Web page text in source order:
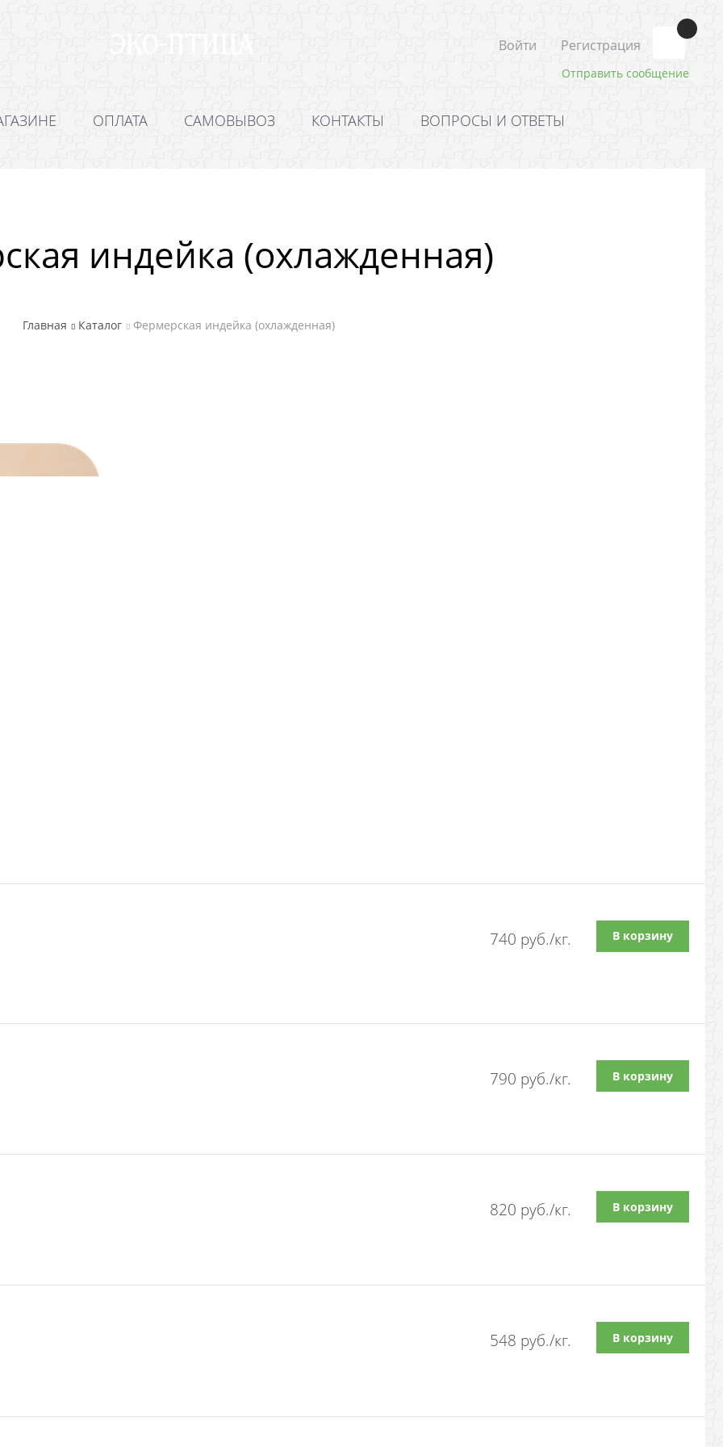
Войти Регистрация
Отправить сообщение
ОПЛАТА САМОВЫВОЗ КОНТАКТЫ ВОПРОСЫ И ОТВЕТЫ
индейка (охлажденная)
Главная Каталог Фермерская индейка (охлажденная)
740 руб./кг. В корзину
790 руб./кг. В корзину
820 руб./кг. В корзину
548 руб./кг. В корзину